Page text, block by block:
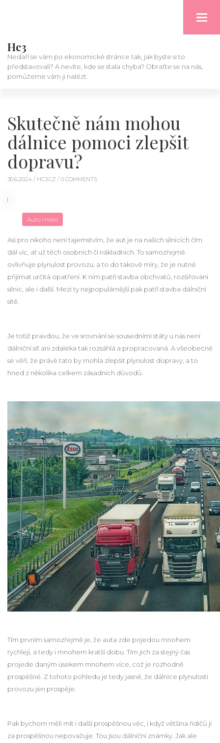
Hc3
Nedaří se vám po ekonomické stránce tak, jak byste si to
představovali? A nevíte, kde se stala chyba? Obraťte se na nás,
pomůžeme vám ji nalézt.
Skutečně nám mohou
dálnice pomoci zlepšit
dopravu?
30.6.2024 / HC3.CZ / 0 COMMENTS
Auto moto
Asi pro nikoho není tajemstvím, že aut je na našich silnicích čím
dál víc, ať už těch osobních či nákladních. To samozřejmě
ovlivňuje plynulost provozu, a to do takové míry, že je nutné
přijímat určitá opatření. K nim patří stavba obchvatů, rozšiřování
silnic, ale i další. Mezi ty nejpopulárnější pak patří stavba dálniční
sítě.
Je totiž pravdou, že ve srovnání se sousedními státy u nás není
dálniční síť ani zdaleka tak rozsáhlá a propracovaná. A všeobecně
se věří, že právě tato by mohla zlepšit plynulost dopravy, a to
hned z několika celkem zásadních důvodů.
Tím prvním samozřejmě je, že auta zde pojedou mnohem
rychleji, a tedy i mnohem kratší dobu. Tím jich za stejný čas
projede daným úsekem mnohem více, což je rozhodně
prospěšné. Z tohoto pohledu je tedy jasné, že dálnice plynulosti
provozu jen prospěje.
Pak bychom měli mít i další prospěšnou věc, i když většina řidičů ji
za prospěšnou nepovažuje. Tou jsou dálniční známky. Jak ale